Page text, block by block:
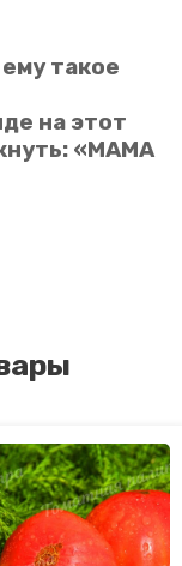
такое
на этот
«МАМА